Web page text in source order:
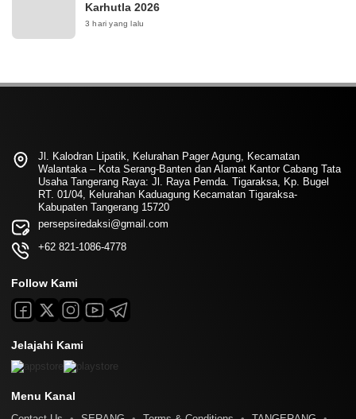
Karhutla 2026
3 hari yang lalu
Jl. Kalodran Lipatik, Kelurahan Pager Agung, Kecamatan
Walantaka – Kota Serang-Banten dan Alamat Kantor Cabang Tata
Usaha Tangerang Raya: Jl. Raya Pemda. Tigaraksa, Kp. Bugel
RT. 01/04, Kelurahan Kaduagung Kecamatan Tigaraksa-
Kabupaten Tangerang 15720
persepsiredaksi@gmail.com
+62 821-1086-4778
Follow Kami
Jelajahi Kami
Menu Kanal